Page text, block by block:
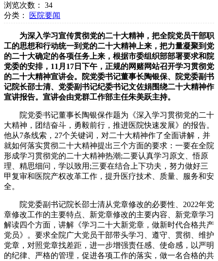
浏览次数： 34
分类：
医院要闻
为深入学习宣传贯彻党的二十大精神，把全院党员干部职
工的思想和行动统一到党的二十大精神上来，把力量凝聚到党
的二十大确定的各项任务上来，根据市委组织部部署要求和院
党委的安排，11月17日下午，正规的网赌网站召开学习贯彻党
的二十大精神宣讲会。院党委书记董事长陶银保、院党委副书
记院长邵士清、党委副书记纪委书记文佐娟围绕二十大精神作
宣讲报告。宣讲会由党群工作部主任朱美跃主持。
院党委书记董事长陶银保作题为《深入学习贯彻党的二十
大精神，团结奋斗，勇毅前行，推进医院快速发展》的报告。
他从7条线索，27个关键词，对二十大精神作了全面讲解，并
就如何落实贯彻二十大精神提出三个方面的要求：一要在全院
形成学习贯彻党的二十大精神热潮;二要认真学习原文、悟原
理、精思细问，学以致用;三要在结合上下功夫，努力做好三
甲复审和医院产权改革工作，提升医疗技术、质量、服务和安
全。
院党委副书记院长邵士清从党章修改的必要性、2022年党
章修改工作的主要特点、新党章修改的主要内容、新党章学习
解读四个方面，讲解《学习二十大新党章，做新时代合格共产
党员》。要求全院广大党员干部带头学习、遵守、贯彻、维护
党章，对照党章找差距，进一步增强责任感、使命感，以严明
的纪律、严格的管理，促进各项工作的落实，做一名合格的共